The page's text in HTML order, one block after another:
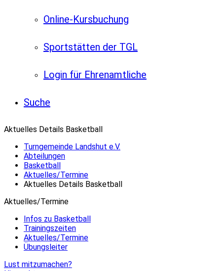
Online-Kursbuchung
Sportstätten der TGL
Login für Ehrenamtliche
Suche
Aktuelles Details Basketball
Turngemeinde Landshut e.V.
Abteilungen
Basketball
Aktuelles/Termine
Aktuelles Details Basketball
Aktuelles/Termine
Infos zu Basketball
Trainingszeiten
Aktuelles/Termine
Übungsleiter
Lust mitzumachen?